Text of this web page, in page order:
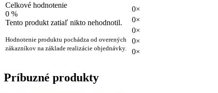
Celkové hodnotenie
0 %
Tento produkt zatiaľ nikto nehodnotil.
Hodnotenie produktu pochádza od overených
zákazníkov na základe realizácie objednávky.
0×
0×
0×
0×
0×
Príbuzné produkty